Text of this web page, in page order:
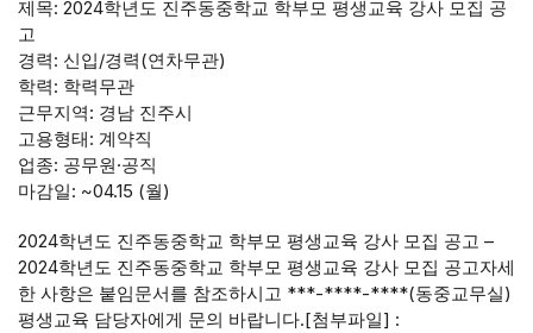
제목: 2024학년도 진주동중학교 학부모 평생교육 강사 모집 공
고
경력: 신입/경력(연차무관)
학력: 학력무관
근무지역: 경남 진주시
고용형태: 계약직
업종: 공무원·공직
마감일: ~04.15 (월)
2024학년도 진주동중학교 학부모 평생교육 강사 모집 공고 –
2024학년도 진주동중학교 학부모 평생교육 강사 모집 공고자세
한 사항은 붙임문서를 참조하시고 ***-****-****(동중교무실)
평생교육 담당자에게 문의 바랍니다.[첨부파일] :